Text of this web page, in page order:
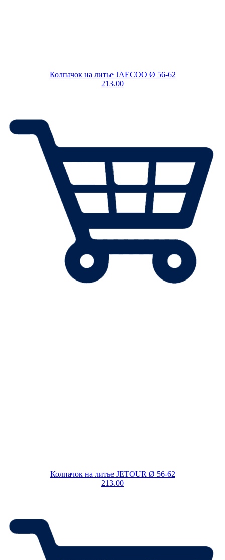
Колпачок на литье JAECOO Ø 56-62
213.00
Колпачок на литье JETOUR Ø 56-62
213.00